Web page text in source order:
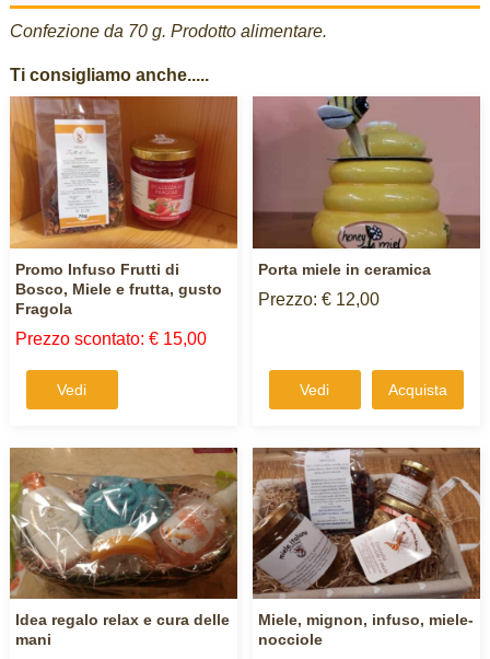
Confezione da 70 g. Prodotto alimentare.
Ti consigliamo anche.....
Promo Infuso Frutti di
Bosco, Miele e frutta, gusto
Fragola
Prezzo scontato: € 15,00
Vedi
Porta miele in ceramica
Prezzo: € 12,00
Vedi Acquista
Idea regalo relax e cura delle
mani
Miele, mignon, infuso, miele-
nocciole